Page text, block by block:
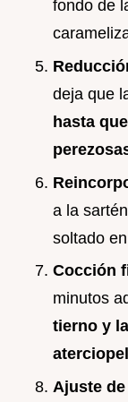
fondo de
deja que
hasta
a la
soltado
Cocción
minutos
tierno y
Ajuste